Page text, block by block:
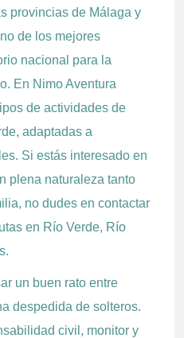
provincias de Málaga y
de los mejores
nacional para la
En Nimo Aventura
de actividades de
adaptadas a
Si estás interesado en
plena naturaleza tanto
no dudes en contactar
en Río Verde, Río
un buen rato entre
despedida de solteros.
civil, monitor y